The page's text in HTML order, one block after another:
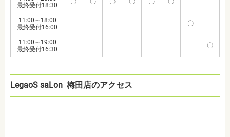
最終受付18:30
〇 〇 〇 〇 〇 〇
11:00～18:00
最終受付16:00
〇
11:00～19:00
最終受付16:30
〇
LegaoS saLon 梅田店のアクセス